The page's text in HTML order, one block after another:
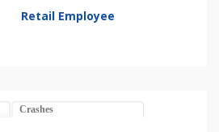
Retail Employee
Crashes